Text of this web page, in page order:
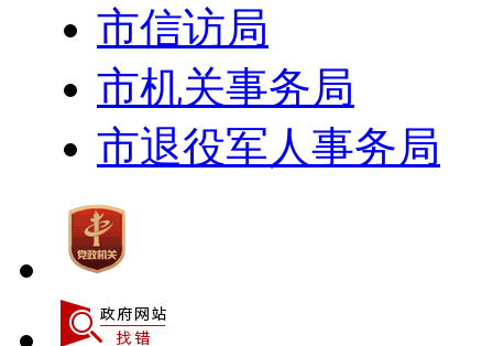
市信访局
市机关事务局
市退役军人事务局